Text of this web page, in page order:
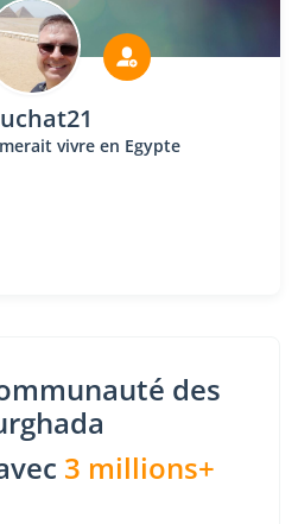
vivre en Egypte
des
3 millions+